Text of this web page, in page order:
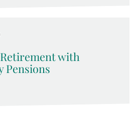
with
Pensions